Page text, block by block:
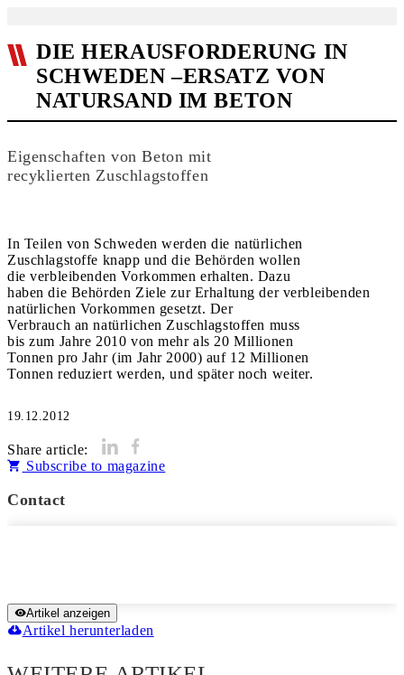
DIE HERAUSFORDERUNG IN
SCHWEDEN –ERSATZ VON
NATURSAND IM BETON
Eigenschaften von Beton mit
recyklierten Zuschlagstoffen
In Teilen von Schweden werden die natürlichen
Zuschlagstoffe knapp und die Behörden wollen
die verbleibenden Vorkommen erhalten. Dazu
haben die Behörden Ziele zur Erhaltung der verbleibenden
natürlichen Vorkommen gesetzt. Der
Verbrauch an natürlichen Zuschlagstoffen muss
bis zum Jahre 2010 von mehr als 20 Millionen
Tonnen pro Jahr (im Jahr 2000) auf 12 Millionen
Tonnen reduziert werden, und später noch weiter.
19.12.2012
Share article:
Subscribe to magazine
Contact
Artikel anzeigen
Artikel herunterladen